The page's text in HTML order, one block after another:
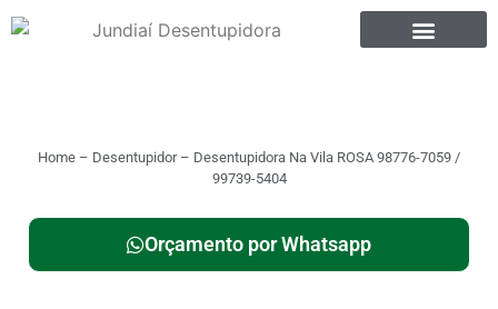
Home – Desentupidor– Desentupidora Na Vila ROSA 98776-7059 /
99739-5404
Orçamento por Whatsapp